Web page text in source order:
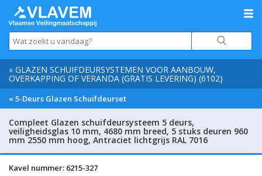
« GLAZEN SCHUIFDEURSYSTEMEN VOOR AANBOUW,
OVERKAPPING OF VERANDA (GRATIS LEVERING) (6102)
« 5-Deurs Glazen Schuifdeurset
Compleet Glazen schuifdeursysteem 5 deurs,
veiligheidsglas 10 mm, 4680 mm breed, 5 stuks deuren 960
mm 2550 mm hoog, Antraciet lichtgrijs RAL 7016
Kavel nummer: 6215-327